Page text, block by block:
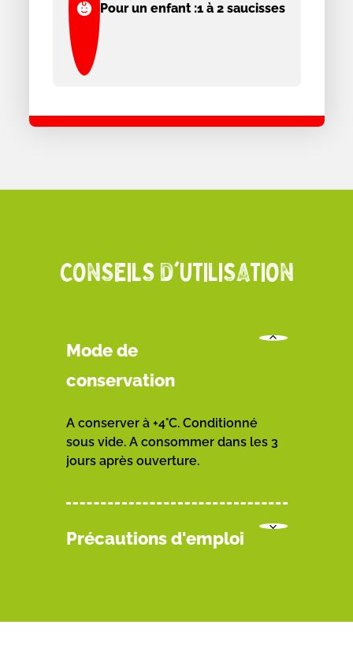
Pour un enfant :1 à 2 saucisses
CONSEILS D'UTILISATION
Mode de
conservation
A conserver à +4°C. Conditionné
sous vide. A consommer dans les 3
jours après ouverture.
Précautions d'emploi